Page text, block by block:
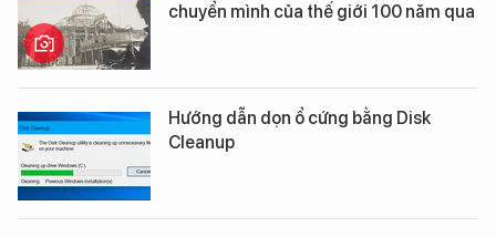
chuyển mình của thế giới 100 năm qua
Hướng dẫn dọn ổ cứng bằng Disk
Cleanup